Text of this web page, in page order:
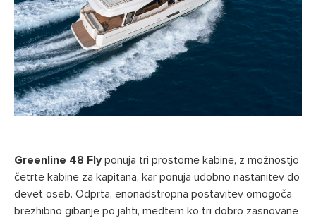
Greenline 48 Flyponuja tri prostorne kabine, z možnostjo
četrte kabine za kapitana, kar ponuja udobno nastanitev do
devet oseb. Odprta, enonadstropna postavitev omogoča
brezhibno gibanje po jahti, medtem ko tri dobro zasnovane